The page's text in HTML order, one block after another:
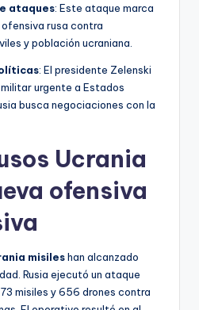
ataques: Este ataque marca
rusa contra
y población ucraniana.
: El presidente Zelenski
urgente a Estados
busca negociaciones con la
Ucrania
ofensiva
misileshan alcanzado
Rusia ejecutó un ataque
misiles y 656 drones contra